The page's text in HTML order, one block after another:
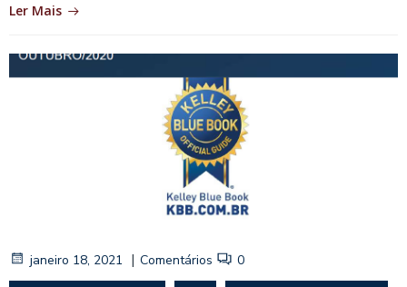
Ler Mais
janeiro 18, 2021 | Comentários 0